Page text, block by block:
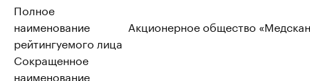
Полное
наименование
рейтингуемого лица
Акционерное общество
Сокращенное
наименование